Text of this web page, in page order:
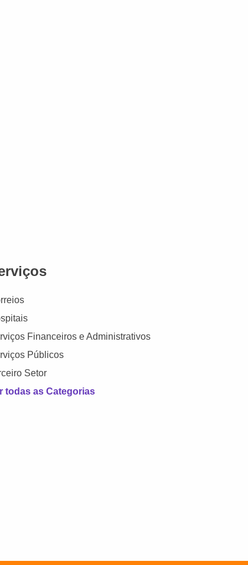
Financeiros e Administrativos
Públicos
Setor
todas as Categorias